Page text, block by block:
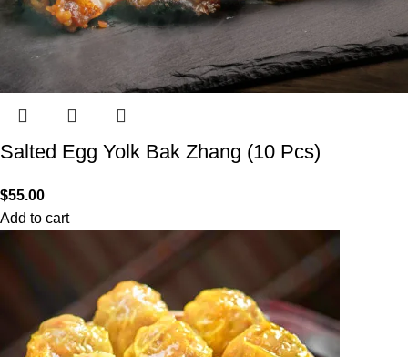
Salted Egg Yolk Bak Zhang (10 Pcs)
$55.00
Add to cart